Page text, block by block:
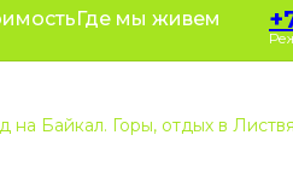
туры
на Байкал. Горы, отдых в
Где мы живем